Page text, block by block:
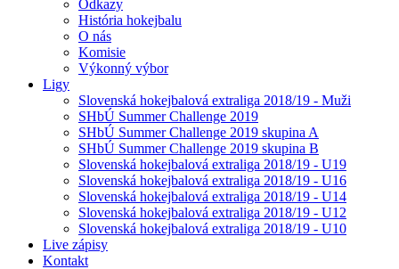
Odkazy
História hokejbalu
O nás
Komisie
Výkonný výbor
Ligy
Slovenská hokejbalová extraliga 2018/19 - Muži
SHbÚ Summer Challenge 2019
SHbÚ Summer Challenge 2019 skupina A
SHbÚ Summer Challenge 2019 skupina B
Slovenská hokejbalová extraliga 2018/19 - U19
Slovenská hokejbalová extraliga 2018/19 - U16
Slovenská hokejbalová extraliga 2018/19 - U14
Slovenská hokejbalová extraliga 2018/19 - U12
Slovenská hokejbalová extraliga 2018/19 - U10
Live zápisy
Kontakt